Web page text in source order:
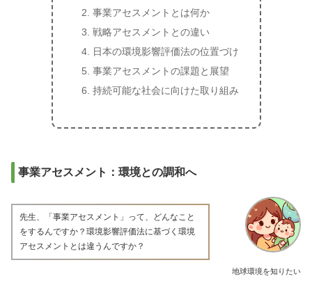
事業アセスメントとは何か
戦略アセスメントとの違い
日本の環境影響評価法の位置づけ
事業アセスメントの課題と展望
持続可能な社会に向けた取り組み
事業アセスメント：環境との調和へ
地球環境を知りたい
先生、「事業アセスメント」って、どんなこと
をするんですか？環境影響評価法に基づく環境
アセスメントとは違うんですか？